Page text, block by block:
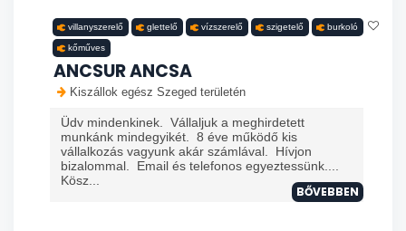
villanyszerelő glettelő vízszerelő szigetelő burkoló
kőműves
ANCSUR ANCSA
Kiszállok egész Szeged területén
Üdv mindenkinek. Vállaljuk a meghirdetett
munkánk mindegyikét. 8 éve működő kis
vállalkozás vagyunk akár számlával. Hívjon
bizalommal. Email és telefonos egyeztessünk....
Kösz...
BŐVEBBEN